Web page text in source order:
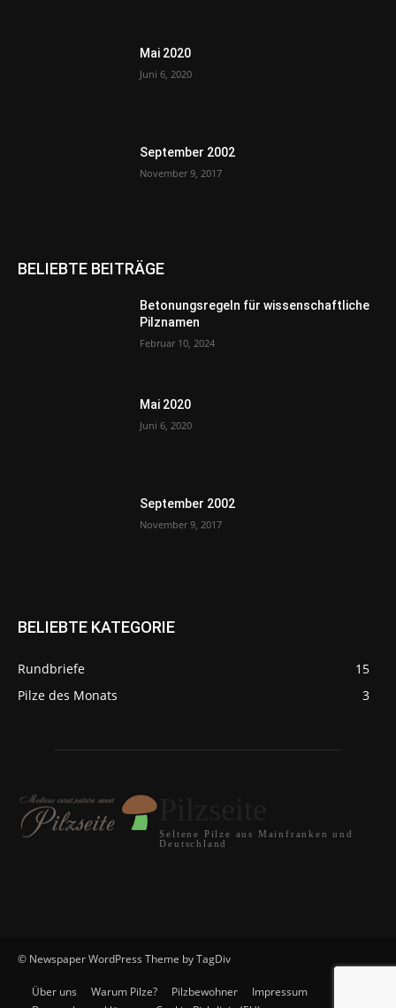
Mai 2020
Juni 6, 2020
September 2002
November 9, 2017
BELIEBTE BEITRÄGE
Betonungsregeln für wissenschaftliche
Pilznamen
Februar 10, 2024
Mai 2020
Juni 6, 2020
September 2002
November 9, 2017
BELIEBTE KATEGORIE
Rundbriefe
15
Pilze des Monats
3
Seltene Pilze aus Mainfranken und
Deutschland
© Newspaper WordPress Theme by TagDiv
Über uns Warum Pilze? Pilzbewohner
Impressum